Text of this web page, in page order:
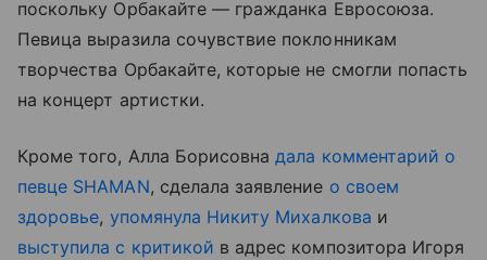
поскольку Орбакайте — гражданка Евросоюза.
Певица выразила сочувствие поклонникам
творчества Орбакайте, которые не смогли попасть
на концерт артистки.
Кроме того, Алла Борисовнадала комментарий о
певце SHAMAN, сделала заявление о своем
здоровье, упомянула Никиту Михалкова и
выступила с критикой в адрес композитора Игоря